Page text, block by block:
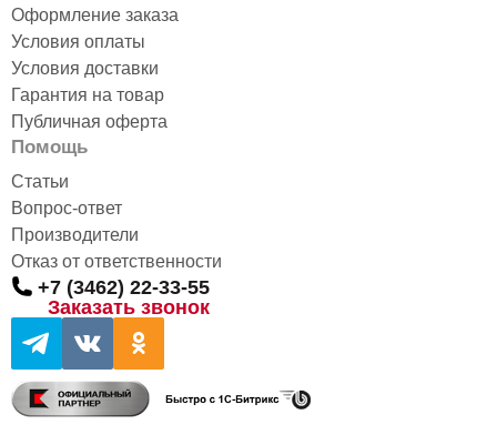
Оформление заказа
Условия оплаты
Условия доставки
Гарантия на товар
Публичная оферта
Помощь
Статьи
Вопрос-ответ
Производители
Отказ от ответственности
+7 (3462) 22-33-55
Заказать звонок